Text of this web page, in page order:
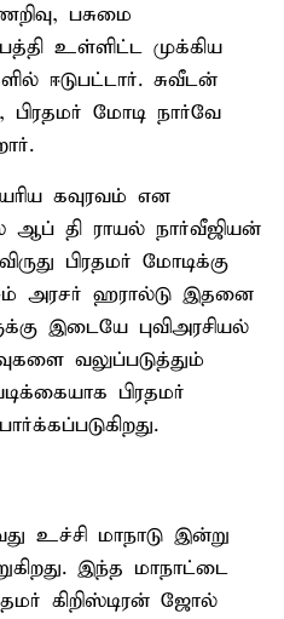
பசுமை
உள்ளிட்ட முக்கிய
ஈடுபட்டார். சுவீடன்
மோடி நார்வே
கவுரவம் என
ஆப் தி ராயல் நார்வீஜியன்
பிரதமர் மோடிக்கு
ம் அரசர் ஹரால்டு இதனை
இடையே புவிஅரசியல்
வலுப்படுத்தும்
பிரதமர்
உச்சி மாநாடு இன்று
இந்த மாநாட்டை
கிறிஸ்டிரன் ஜோல்